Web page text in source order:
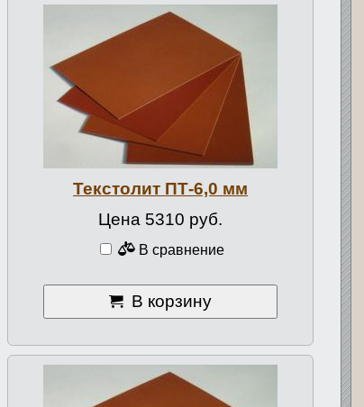
Текстолит ПТ-6,0 мм
Цена 5310 руб.
В сравнение
В корзину